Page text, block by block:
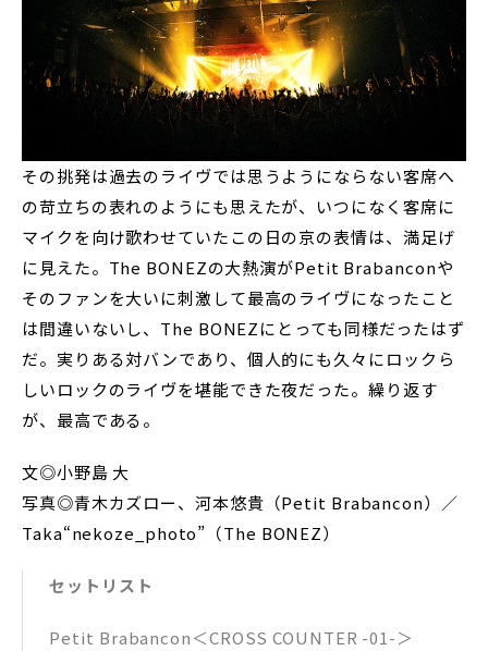
その挑発は過去のライヴでは思うようにならない客席へ
の苛立ちの表れのようにも思えたが、いつになく客席に
マイクを向け歌わせていたこの日の京の表情は、満足げ
に見えた。The BONEZの大熱演がPetit Brabanconや
そのファンを大いに刺激して最高のライヴになったこと
は間違いないし、The BONEZにとっても同様だったはず
だ。実りある対バンであり、個人的にも久々にロックら
しいロックのライヴを堪能できた夜だった。繰り返す
が、最高である。
文◎小野島 大
写真◎青木カズロー、河本悠貴（Petit Brabancon）／
Taka“nekoze_photo”（The BONEZ）
セットリスト
Petit Brabancon＜CROSS COUNTER -01-＞